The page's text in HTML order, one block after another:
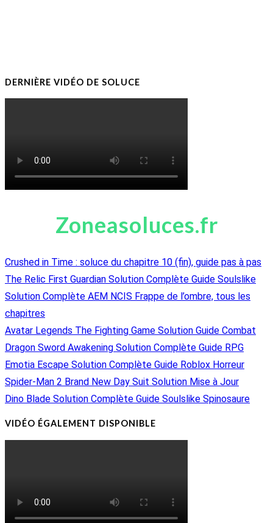
DERNIÈRE VIDÉO DE SOLUCE
Zoneasoluces.fr
Crushed in Time : soluce du chapitre 10 (fin), guide pas à pas
The Relic First Guardian Solution Complète Guide Soulslike
Solution Complète AEM NCIS Frappe de l’ombre, tous les
chapitres
Avatar Legends The Fighting Game Solution Guide Combat
Dragon Sword Awakening Solution Complète Guide RPG
Emotia Escape Solution Complète Guide Roblox Horreur
Spider-Man 2 Brand New Day Suit Solution Mise à Jour
Dino Blade Solution Complète Guide Soulslike Spinosaure
VIDÉO ÉGALEMENT DISPONIBLE